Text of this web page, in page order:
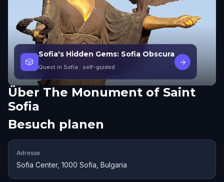
🎲
Sofia's Hidden Gems: Sofia Obscura
Quest in Sofia · self-guided
→
Über The Monument of Saint
Sofia
Besuch planen
Adresse
Sofia Center, 1000 Sofia, Bulgaria